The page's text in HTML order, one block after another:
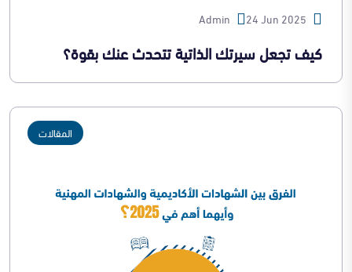
24 Jun 2025
Admin
كيف تجعل سيرتك الذاتية تتحدث عنك بقوة؟
المقالات